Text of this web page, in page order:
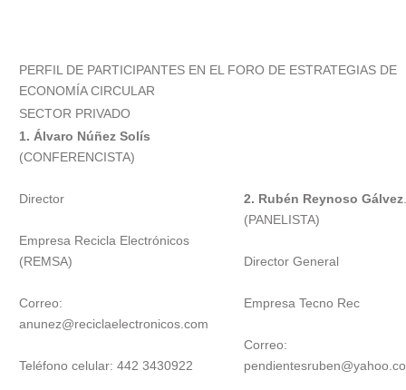
PERFIL DE PARTICIPANTES EN EL FORO DE ESTRATEGIAS DE
ECONOMÍA CIRCULAR
SECTOR PRIVADO
1. Álvaro Núñez Solís
(CONFERENCISTA)
Director
Empresa Recicla Electrónicos
(REMSA)
Correo:
anunez@reciclaelectronicos.com
Teléfono celular: 442 3430922
2. Rubén Reynoso Gálvez.
(PANELISTA)
Director General
Empresa Tecno Rec
Correo: